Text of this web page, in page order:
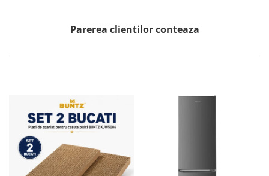
Parerea clientilor conteaza